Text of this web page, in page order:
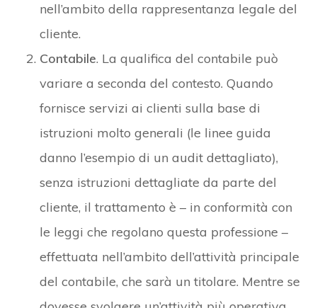
nell’ambito della rappresentanza legale del
cliente.
Contabile. La qualifica del contabile può
variare a seconda del contesto. Quando
fornisce servizi ai clienti sulla base di
istruzioni molto generali (le linee guida
danno l’esempio di un audit dettagliato),
senza istruzioni dettagliate da parte del
cliente, il trattamento è – in conformità con
le leggi che regolano questa professione –
effettuata nell’ambito dell’attività principale
del contabile, che sarà un titolare. Mentre se